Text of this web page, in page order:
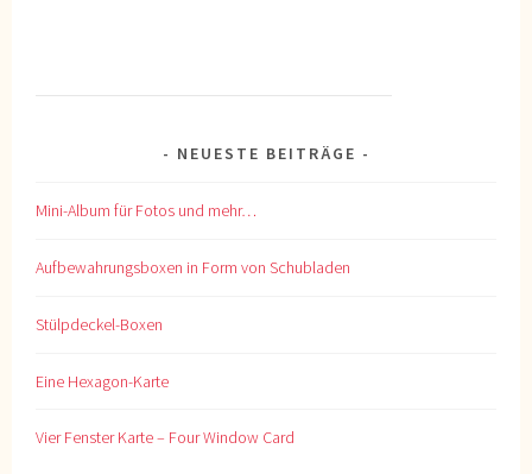
NEUESTE BEITRÄGE
Mini-Album für Fotos und mehr…
Aufbewahrungsboxen in Form von Schubladen
Stülpdeckel-Boxen
Eine Hexagon-Karte
Vier Fenster Karte – Four Window Card